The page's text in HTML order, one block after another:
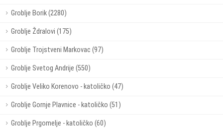
Groblje Borik (2280)
Groblje Ždralovi (175)
Groblje Trojstveni Markovac (97)
Groblje Svetog Andrije (550)
Groblje Veliko Korenovo - katoličko (47)
Groblje Gornje Plavnice - katoličko (51)
Groblje Prgomelje - katoličko (60)